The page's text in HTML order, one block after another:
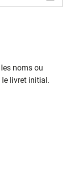
noms ou
livret initial.